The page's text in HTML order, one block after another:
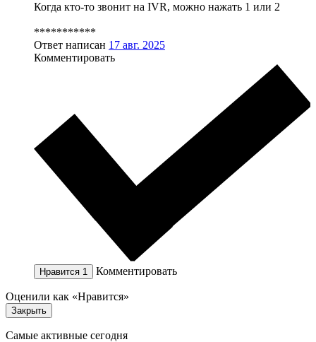
Когда кто-то звонит на IVR, можно нажать 1 или 2
***********
Ответ написан 17 авг. 2025
Комментировать
Нравится 1 Комментировать
Оценили как «Нравится»
Закрыть
Самые активные сегодня